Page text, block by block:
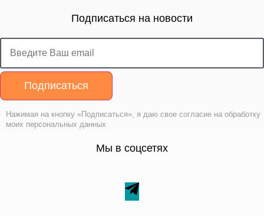
Подписаться на новости
Подписаться
Нажимая на кнопку «Подписаться», я даю свое согласие на обработку
моих персональных данных
Мы в соцсетях